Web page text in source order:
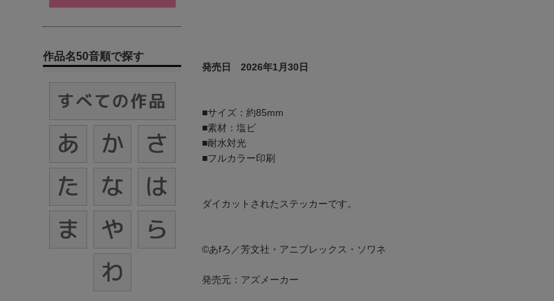
発売日 2026年1月30日
■サイズ：約85mm
■素材：塩ビ
■耐水対光
■フルカラー印刷
ダイカットされたステッカーです。
©あfろ／芳文社・アニプレックス・ソワネ
発売元：アズメーカー
作品名50音順で探す